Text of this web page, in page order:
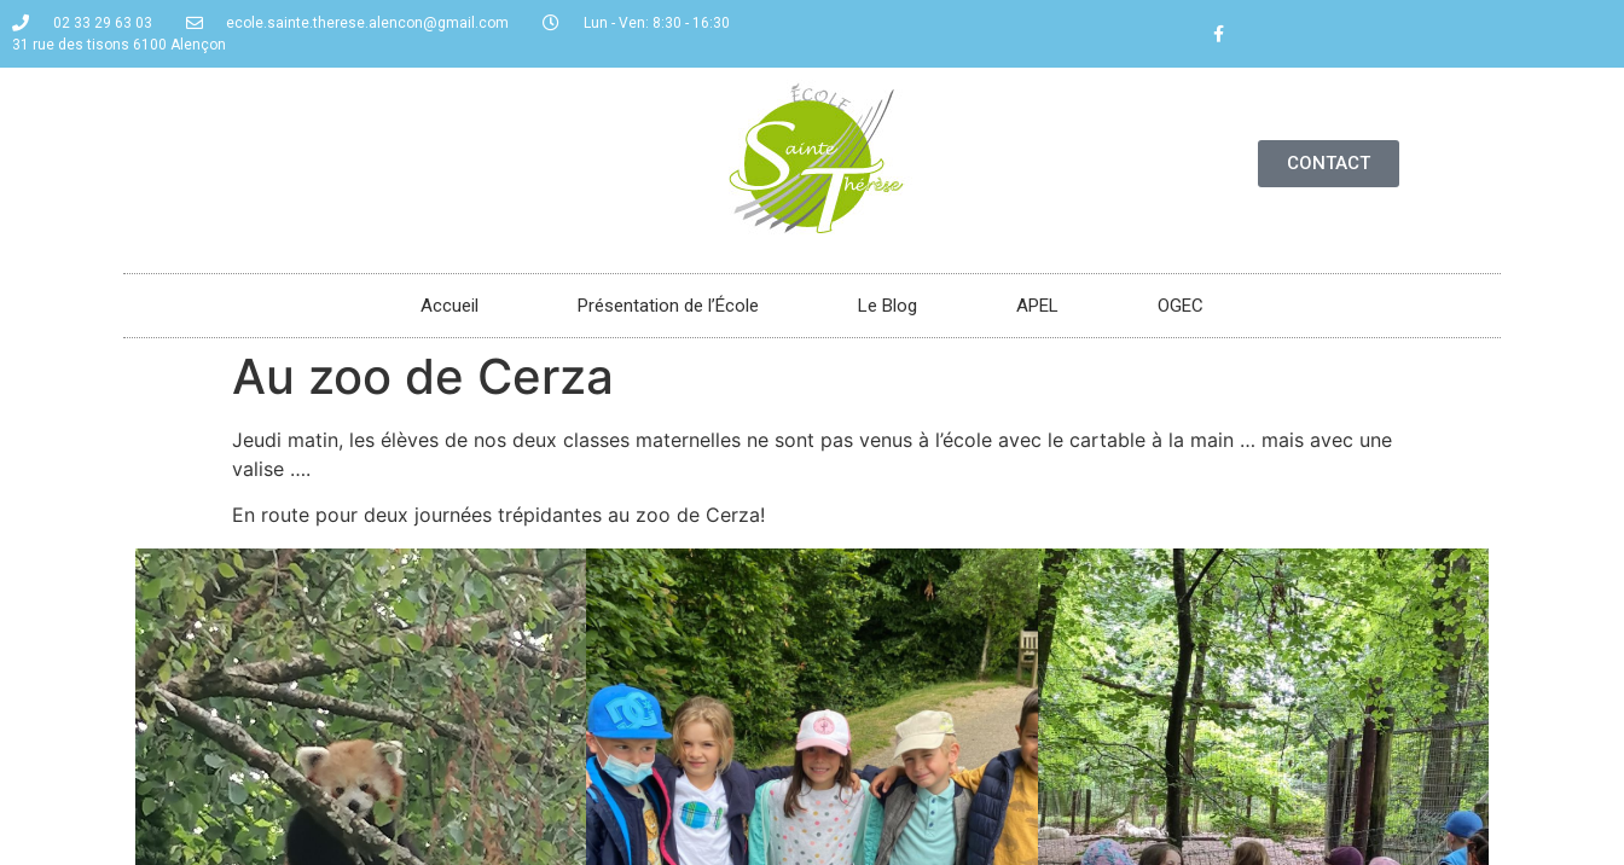
02 33 29 63 03 ecole.sainte.therese.alencon@gmail.com
Lun - Ven: 8:30 - 16:30
31 rue des tisons 6100 Alençon
CONTACT
Accueil Présentation de l’École Le Blog APEL OGEC
Au zoo de Cerza
Jeudi matin, les élèves de nos deux classes maternelles ne sont pas venus à l’école avec le cartable à la main … mais avec une
valise ….
En route pour deux journées trépidantes au zoo de Cerza!